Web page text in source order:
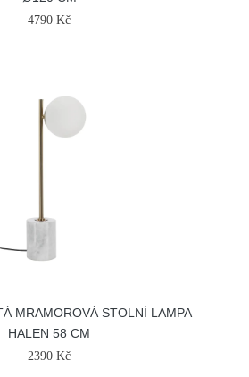
4790 Kč
MRAMOROVÁ STOLNÍ LAMPA
HALEN 58 CM
2390 Kč